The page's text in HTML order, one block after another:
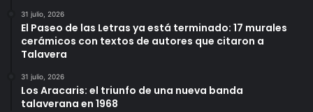
31 julio, 2026
El Paseo de las Letras ya está terminado: 17 murales
cerámicos con textos de autores que citaron a
Talavera
31 julio, 2026
Los Aracaris: el triunfo de una nueva banda
talaverana en 1968